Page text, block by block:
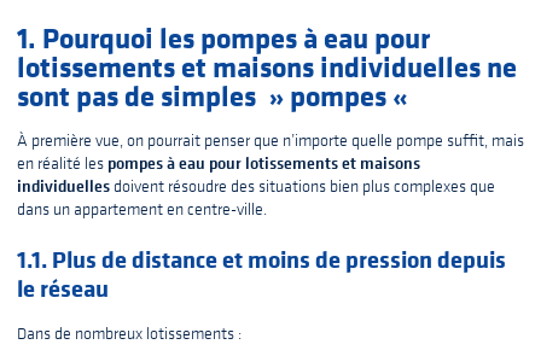
1. Pourquoi les pompes à eau pour
lotissements et maisons individuelles ne
sont pas de simples » pompes «
À première vue, on pourrait penser que n’importe quelle pompe suffit, mais
en réalité les pompes à eau pour lotissements et maisons
individuelles doivent résoudre des situations bien plus complexes que
dans un appartement en centre-ville.
1.1. Plus de distance et moins de pression depuis
le réseau
Dans de nombreux lotissements :